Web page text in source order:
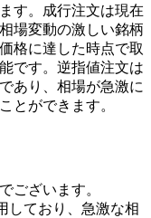
す。成行注文は現在
場変動の激しい銘柄
格に達した時点で取
です。逆指値注文は
あり、相場が急激に
とができます。
ございます。
しており、急激な相